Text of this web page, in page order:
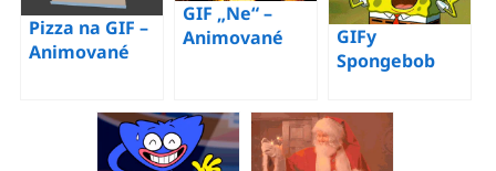
Pizza na GIF –
Animované
GIF „Ne“ –
Animované
si zdarma!
GIFy
Spongebob
Všechny
animované
obrázky